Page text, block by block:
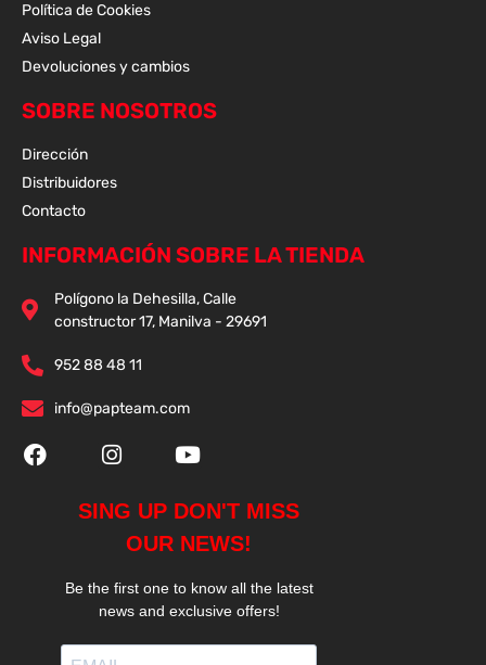
Política de Cookies
Aviso Legal
Devoluciones y cambios
SOBRE NOSOTROS
Dirección
Distribuidores
Contacto
INFORMACIÓN SOBRE LA TIENDA
Polígono la Dehesilla, Calle
constructor 17, Manilva - 29691
952 88 48 11
info@papteam.com